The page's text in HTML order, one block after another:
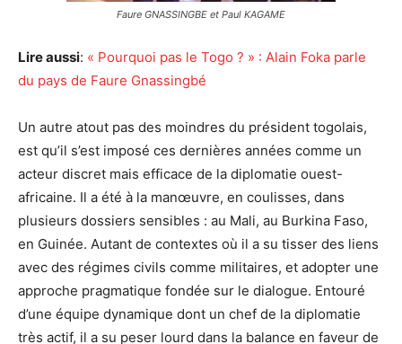
Faure GNASSINGBE et Paul KAGAME
Lire aussi: « Pourquoi pas le Togo ? » : Alain Foka parle
du pays de Faure Gnassingbé
Un autre atout pas des moindres du président togolais,
est qu’il s’est imposé ces dernières années comme un
acteur discret mais efficace de la diplomatie ouest-
africaine. Il a été à la manœuvre, en coulisses, dans
plusieurs dossiers sensibles : au Mali, au Burkina Faso,
en Guinée. Autant de contextes où il a su tisser des liens
avec des régimes civils comme militaires, et adopter une
approche pragmatique fondée sur le dialogue. Entouré
d’une équipe dynamique dont un chef de la diplomatie
très actif, il a su peser lourd dans la balance en faveur de